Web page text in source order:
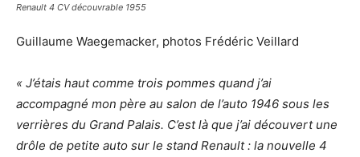
Renault 4 CV découvrable 1955
Guillaume Waegemacker, photos Frédéric Veillard
« J’étais haut comme trois pommes quand j’ai
accompagné mon père au salon de l’auto 1946 sous les
verrières du Grand Palais. C’est là que j’ai découvert une
drôle de petite auto sur le stand Renault : la nouvelle 4